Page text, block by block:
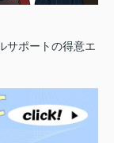
サポートの得意エ